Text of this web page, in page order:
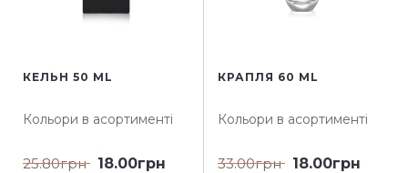
КЕЛЬН 50 ML
Кольори в асортименті
25.80грн 18.00грн
КРАПЛЯ 60 ML
Кольори в асортименті
33.00грн 18.00грн